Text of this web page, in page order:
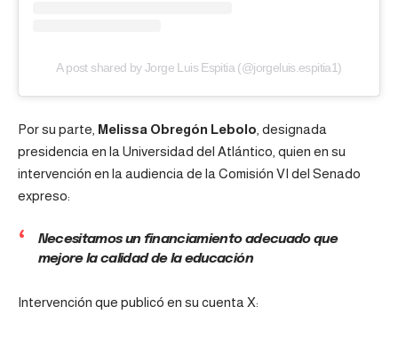
A post shared by Jorge Luis Espitia (@jorgeluis.espitia1)
Por su parte, Melissa Obregón Lebolo , designada
presidencia en la Universidad del Atlántico, quien en su
intervención en la audiencia de la Comisión VI del Senado
expreso:
Necesitamos un financiamiento adecuado que
mejore la calidad de la educación
Intervención que publicó en su cuenta X: